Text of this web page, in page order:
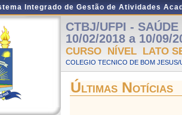
Integrado de Gestão de Atividades
CTBJ/UFPI -
10/02/2018 a 10/09/
CURSO NÍVEL LATO
COLEGIO TECNICO DE BOM JESUS/
Últimas Notícias